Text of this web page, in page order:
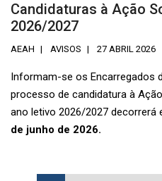
Candidaturas à Ação
2026/2027
AEAH AVISOS 27 ABRIL 2026
Informam-se os Encarregados
processo de candidatura à
ano letivo 2026/2027 decorrerá
de junho de 2026.